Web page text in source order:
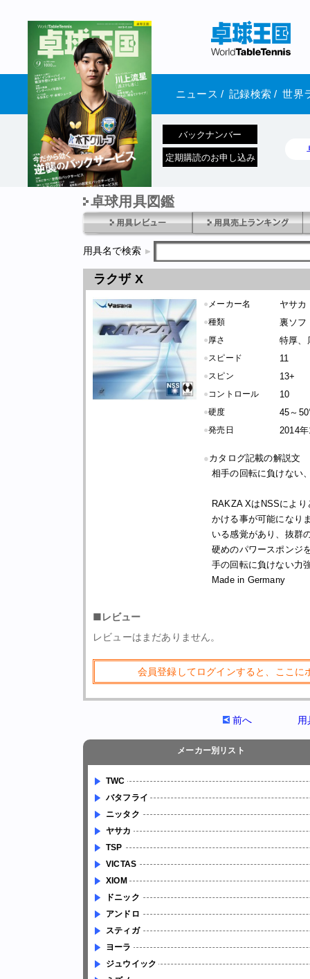
ニュース / 記録検索 / 世界
1970年1月01日 発売
バックナンバー
定期購読のお申し込み
卓球用具図鑑
用具名で検索
ラクザ X
● メーカー名 ヤサカ
●種類 裏ソフ
●厚さ 特厚、
●スピード 11
●スピン 13+
●コントロール 10
●硬度 45～
●発売日 2014
●カタログ記載の解説文
相手の回転に負けない
RAKZA XはNSSによ
かける事が可能になり
いる感覚があり、抜群
硬めのパワースポンジ
手の回転に負けない力
Made in Germany
■レビュー
レビューはまだありません。
会員登録してログインすると、ここ
前へ
メーカー別リスト
TWC
バタフライ
ニッタク
ヤサカ
TSP
VICTAS
XIOM
ドニック
アンドロ
スティガ
ヨーラ
ジュウイック